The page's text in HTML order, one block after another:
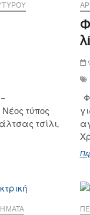
τύπος
τσίλι,